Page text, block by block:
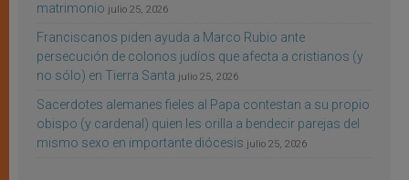
matrimonio julio 25, 2026
Franciscanos piden ayuda a Marco Rubio ante
persecución de colonos judíos que afecta a cristianos (y
no sólo) en Tierra Santa julio 25, 2026
Sacerdotes alemanes fieles al Papa contestan a su propio
obispo (y cardenal) quien les orilla a bendecir parejas del
mismo sexo en importante diócesis julio 25, 2026